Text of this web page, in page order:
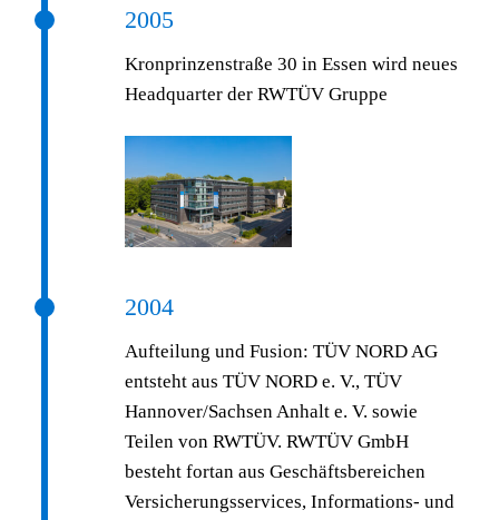
2005
Kronprinzenstraße 30 in Essen wird neues
Headquarter der RWTÜV Gruppe
2004
Aufteilung und Fusion: TÜV NORD AG
entsteht aus TÜV NORD e. V., TÜV
Hannover/Sachsen Anhalt e. V. sowie
Teilen von RWTÜV. RWTÜV GmbH
besteht fortan aus Geschäftsbereichen
Versicherungsservices, Informations- und